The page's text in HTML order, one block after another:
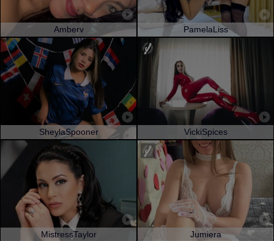
Amberv PamelaLiss
SheylaSpooner VickiSpices
MistressTaylor Jumiera